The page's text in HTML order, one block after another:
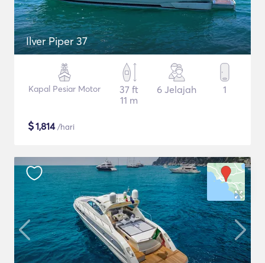
Ilver Piper 37
Kapal Pesiar Motor
37 ft
11 m
6 Jelajah 1
$1,814/hari